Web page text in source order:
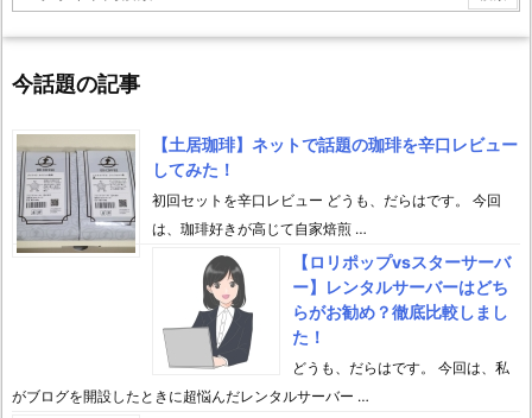
今話題の記事
【土居珈琲】ネットで話題の珈琲を辛口レビュー
してみた！
初回セットを辛口レビュー どうも、だらはです。 今回
は、珈琲好きが高じて自家焙煎 …
【ロリポップvsスターサーバ
ー】レンタルサーバーはどち
らがお勧め？徹底比較しまし
た！
どうも、だらはです。 今回は、私
がブログを開設したときに超悩んだレンタルサーバー …